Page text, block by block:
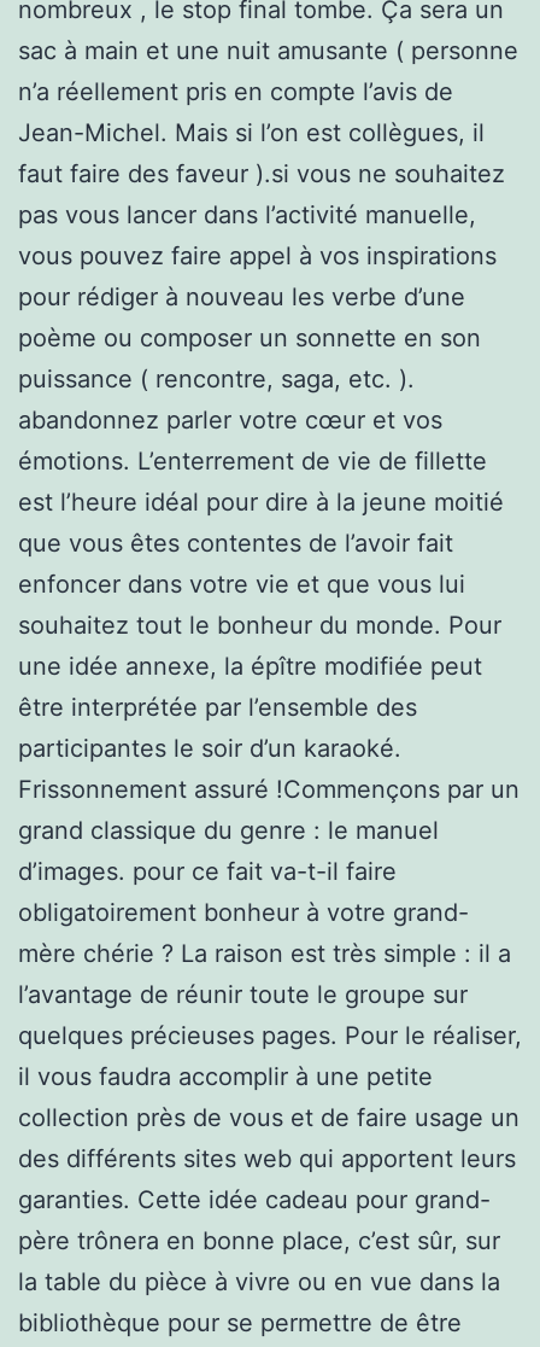
nombreux , le stop final tombe. Ça sera un
sac à main et une nuit amusante ( personne
n’a réellement pris en compte l’avis de
Jean-Michel. Mais si l’on est collègues, il
faut faire des faveur ).si vous ne souhaitez
pas vous lancer dans l’activité manuelle,
vous pouvez faire appel à vos inspirations
pour rédiger à nouveau les verbe d’une
poème ou composer un sonnette en son
puissance ( rencontre, saga, etc. ).
abandonnez parler votre cœur et vos
émotions. L’enterrement de vie de fillette
est l’heure idéal pour dire à la jeune moitié
que vous êtes contentes de l’avoir fait
enfoncer dans votre vie et que vous lui
souhaitez tout le bonheur du monde. Pour
une idée annexe, la épître modifiée peut
être interprétée par l’ensemble des
participantes le soir d’un karaoké.
Frissonnement assuré !Commençons par un
grand classique du genre : le manuel
d’images. pour ce fait va-t-il faire
obligatoirement bonheur à votre grand-
mère chérie ? La raison est très simple : il a
l’avantage de réunir toute le groupe sur
quelques précieuses pages. Pour le réaliser,
il vous faudra accomplir à une petite
collection près de vous et de faire usage un
des différents sites web qui apportent leurs
garanties. Cette idée cadeau pour grand-
père trônera en bonne place, c’est sûr, sur
la table du pièce à vivre ou en vue dans la
bibliothèque pour se permettre de être